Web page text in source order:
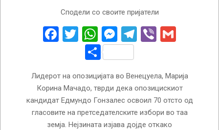
Сподели со своите пријатели
Facebook
Twitter
WhatsApp
Messenger
Telegram
Viber
Share
Лидерот на опозицијата во Венецуела, Марија
Корина Мачадо, тврди дека опозицискиот
кандидат Едмундо Гонзалес освоил 70 отсто од
гласовите на претседателските избори во таа
земја. Нејзината изјава дојде откако